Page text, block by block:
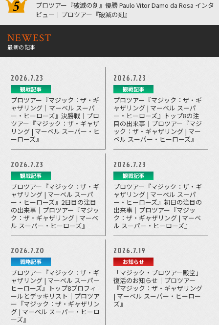
プロツアー『破滅の刻』優勝 Paulo Vitor Damo da Rosa インタ
ビュー｜プロツアー『破滅の刻』
NEWEST
最新の記事
2026.7.23
観戦記事
プロツアー『マジック：ザ・ギ
ャザリング｜マーベル スーパ
ー・ヒーローズ』決勝戦｜プロ
ツアー『マジック：ザ・ギャザ
リング | マーベル スーパー・ヒ
ーローズ』
2026.7.23
観戦記事
プロツアー『マジック：ザ・ギ
ャザリング | マーベル スーパ
ー・ヒーローズ』トップ8の注
目の出来事｜プロツアー『マジ
ック：ザ・ギャザリング | マー
ベル スーパー・ヒーローズ』
2026.7.23
観戦記事
プロツアー『マジック：ザ・ギ
ャザリング | マーベル スーパ
ー・ヒーローズ』2日目の注目
の出来事｜プロツアー『マジッ
ク：ザ・ギャザリング | マーベ
ル スーパー・ヒーローズ』
2026.7.23
観戦記事
プロツアー『マジック：ザ・ギ
ャザリング | マーベル スーパ
ー・ヒーローズ』初日の注目の
出来事｜プロツアー『マジッ
ク：ザ・ギャザリング | マーベ
ル スーパー・ヒーローズ』
2026.7.20
戦略記事
プロツアー『マジック：ザ・ギ
ャザリング | マーベル スーパー
ヒーローズ』トップ8プロフィ
ールとデッキリスト｜プロツア
ー『マジック：ザ・ギャザリン
グ | マーベル スーパー・ヒーロ
ーズ』
2026.7.19
お知らせ
「マジック・プロツアー殿堂」
復活のお知らせ｜プロツアー
『マジック：ザ・ギャザリング
| マーベル スーパー・ヒーロー
ズ』